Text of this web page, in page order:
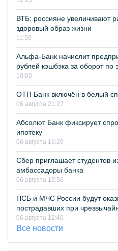
ВТБ: россияне увеличивают
здоровый образ жизни
11:50
Альфа-Банк начислит
рублей кэшбэка за оборот по
10:00
ОТП Банк включён в белый
06 августа 21:27
Абсолют Банк фиксирует
ипотеку
06 августа 16:20
Сбер приглашает студентов
амбассадоры банка
06 августа 15:56
ПСБ и МЧС России будут
пострадавших при
06 августа 12:40
Все новости